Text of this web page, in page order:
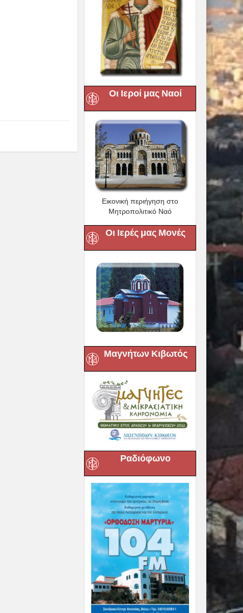
Οι Ιεροί μας Ναοί
Εικονική περιήγηση στο
Μητροπολιτικό Ναό
Οι Ιερές μας Μονές
Μαγνήτων Κιβωτός
Ραδιόφωνο